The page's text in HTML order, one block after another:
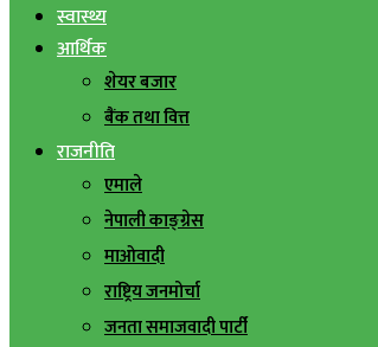
स्वास्थ्य
आर्थिक
शेयर बजार
बैंक तथा वित्त
राजनीति
एमाले
नेपाली काङ्ग्रेस
माओवादी
राष्ट्रिय जनमोर्चा
जनता समाजवादी पार्टी